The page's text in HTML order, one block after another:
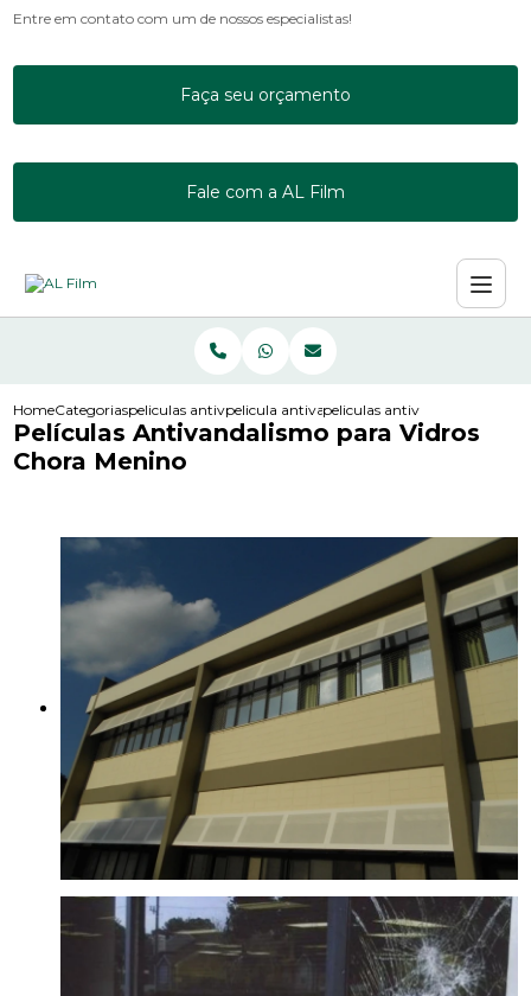
Entre em contato com um de nossos especialistas!
Faça seu orçamento
Fale com a AL Film
HomeCategoriaspeliculas antivandalismopelicula antivandalismo g20
peliculas antivandalismo
Películas Antivandalismo para Vidros
Chora Menino